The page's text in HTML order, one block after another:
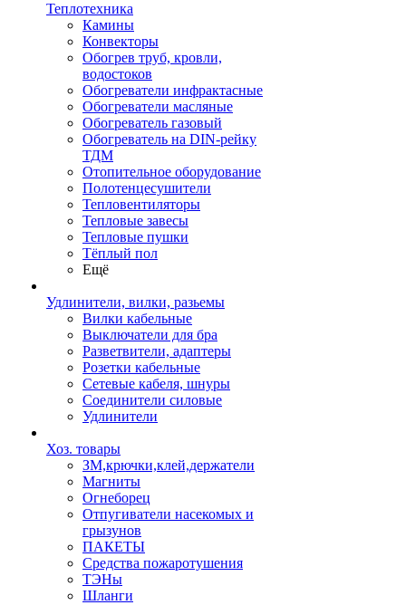
Теплотехника
Камины
Конвекторы
Обогрев труб, кровли,
водостоков
Обогреватели инфрактасные
Обогреватели масляные
Обогреватель газовый
Обогреватель на DIN-рейку
ТДМ
Отопительное оборудование
Полотенцесушители
Тепловентиляторы
Тепловые завесы
Тепловые пушки
Тёплый пол
Ещё
Удлинители, вилки, разьемы
Вилки кабельные
Выключатели для бра
Разветвители, адаптеры
Розетки кабельные
Сетевые кабеля, шнуры
Соединители силовые
Удлинители
Хоз. товары
ЗМ,крючки,клей,держатели
Магниты
Огнеборец
Отпугиватели насекомых и
грызунов
ПАКЕТЫ
Средства пожаротушения
ТЭНы
Шланги